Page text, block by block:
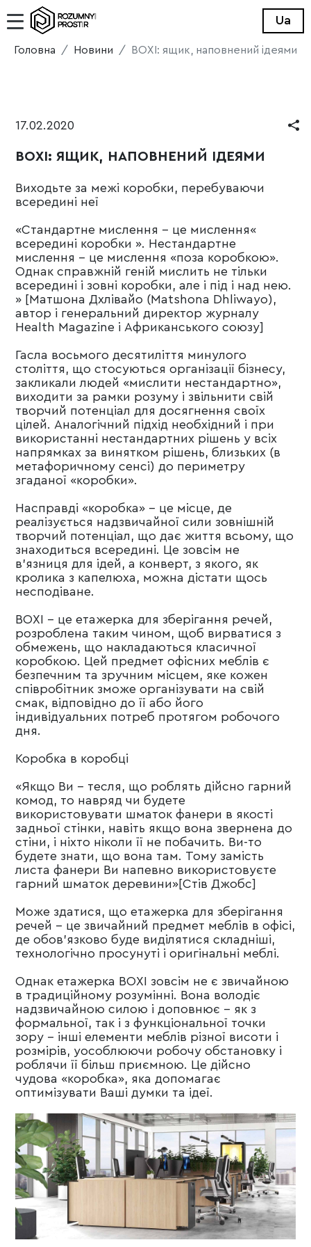
Ua
Головна Новини BOXI: ящик, наповнений ідеями
17.02.2020
BOXI: ЯЩИК, НАПОВНЕНИЙ ІДЕЯМИ
Виходьте за межі коробки, перебуваючи
всередині неї
«Стандартне мислення - це мислення«
всередині коробки ». Нестандартне
мислення - це мислення «поза коробкою».
Однак справжній геній мислить не тільки
всередині і зовні коробки, але і під і над нею.
» [Матшона Дхлівайо (Matshona Dhliwayo),
автор і генеральний директор журналу
Health Magazine і Африканського союзу]
Гасла восьмого десятиліття минулого
століття, що стосуються організації бізнесу,
закликали людей «мислити нестандартно»,
виходити за рамки розуму і звільнити свій
творчий потенціал для досягнення своїх
цілей. Аналогічний підхід необхідний і при
використанні нестандартних рішень у всіх
напрямках за винятком рішень, близьких (в
метафоричному сенсі) до периметру
згаданої «коробки».
Насправді «коробка» - це місце, де
реалізується надзвичайної сили зовнішній
творчий потенціал, що дає життя всьому, що
знаходиться всередині. Це зовсім не
в'язниця для ідей, а конверт, з якого, як
кролика з капелюха, можна дістати щось
несподіване.
BOXI - це етажерка для зберігання речей,
розроблена таким чином, щоб вирватися з
обмежень, що накладаються класичної
коробкою. Цей предмет офісних меблів є
безпечним та зручним місцем, яке кожен
співробітник зможе організувати на свій
смак, відповідно до її або його
індивідуальних потреб протягом робочого
дня.
Коробка в коробці
«Якщо Ви - тесля, що роблять дійсно гарний
комод, то навряд чи будете
використовувати шматок фанери в якості
задньої стінки, навіть якщо вона звернена до
стіни, і ніхто ніколи її не побачить. Ви-то
будете знати, що вона там. Тому замість
листа фанери Ви напевно використовуєте
гарний шматок деревини»[Стів Джобс]
Може здатися, що етажерка для зберігання
речей - це звичайний предмет меблів в офісі,
де обов'язково буде виділятися складніші,
технологічно просунуті і оригінальні меблі.
Однак етажерка BOXI зовсім не є звичайною
в традиційному розумінні. Вона володіє
надзвичайною силою і доповнює - як з
формальної, так і з функціональної точки
зору - інші елементи меблів різної висоти і
розмірів, уособлюючи робочу обстановку і
роблячи її більш приємною. Це дійсно
чудова «коробка», яка допомагає
оптимізувати Ваші думки та ідеї.